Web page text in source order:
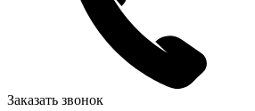
Заказать звонок